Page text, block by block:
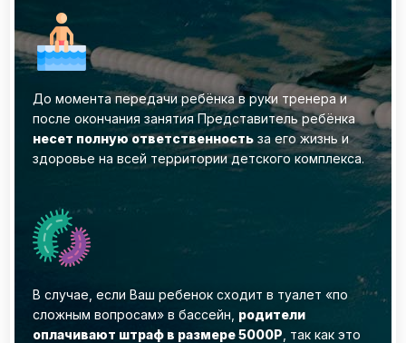
До момента передачи ребёнка в руки тренера и
после окончания занятия Представитель ребёнка
несет полную ответственностьза его жизнь и
здоровье на всей территории детского комплекса.
В случае, если Ваш ребенок сходит в туалет «по
сложным вопросам» в бассейн, родители
оплачивают штраф в размере 5000Р , так как это